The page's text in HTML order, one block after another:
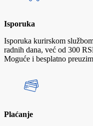
Isporuka
Isporuka kurirskom
radnih dana, već od 300
Moguće i besplatno
Plaćanje